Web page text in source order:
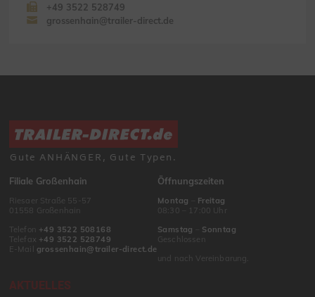
+49 3522 528749
grossenhain@trailer-direct.de
Gute ANHÄNGER, Gute Typen.
Filiale Großenhain
Riesaer Straße 55-57
01558 Großenhain
Telefon +49 3522 508168
Telefax +49 3522 528749
E-Mail grossenhain@trailer-direct.de
Öffnungszeiten
Montag
Freitag
08:30 – 17:00 Uhr
Samstag
Sonntag
Geschlossen
und nach Vereinbarung.
AKTUELLES